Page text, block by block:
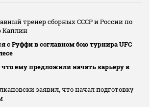
тренер сборных СССР и России по
Каплин
с Руффи в соглавном бою турнира UFC
ему предложили начать карьеру в
заявил, что начал подготовку